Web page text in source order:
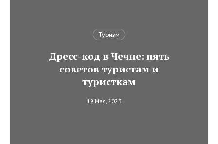
Туризм
Дресс-код в Чечне: пять
советов туристам и
туристкам
19 Мая, 2023